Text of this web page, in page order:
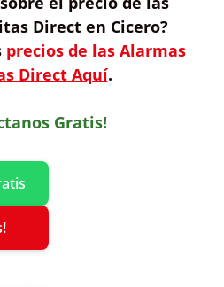
Direct en Cicero?
precios de las Alarmas
Direct Aquí.
Gratis!